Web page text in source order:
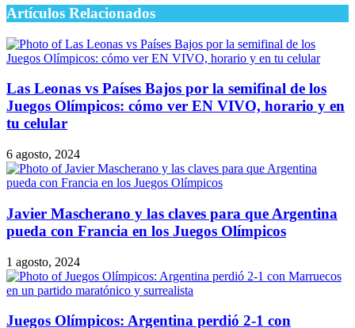
Artículos Relacionados
Las Leonas vs Países Bajos por la semifinal de los
Juegos Olímpicos: cómo ver EN VIVO, horario y en
tu celular
6 agosto, 2024
Javier Mascherano y las claves para que Argentina
pueda con Francia en los Juegos Olímpicos
1 agosto, 2024
Juegos Olímpicos: Argentina perdió 2-1 con